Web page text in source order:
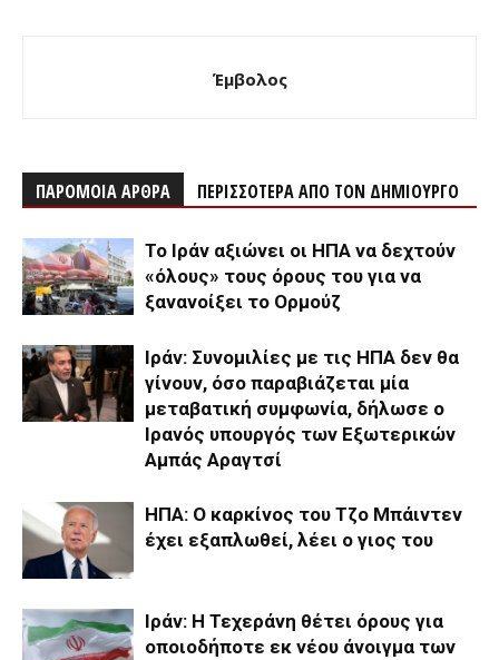
Έμβολος
ΠΑΡΟΜΟΙΑ ΑΡΘΡΑ ΠΕΡΙΣΣΟΤΕΡΑ ΑΠΟ ΤΟΝ ΔΗΜΙΟΥΡΓΟ
Το Ιράν αξιώνει οι ΗΠΑ να δεχτούν
«όλους» τους όρους του για να
ξανανοίξει το Ορμούζ
Ιράν: Συνομιλίες με τις ΗΠΑ δεν θα
γίνουν, όσο παραβιάζεται μία
μεταβατική συμφωνία, δήλωσε ο
Ιρανός υπουργός των Εξωτερικών
Αμπάς Αραγτσί
ΗΠΑ: Ο καρκίνος του Τζο Μπάιντεν
έχει εξαπλωθεί, λέει ο γιος του
Ιράν: Η Τεχεράνη θέτει όρους για
οποιοδήποτε εκ νέου άνοιγμα των